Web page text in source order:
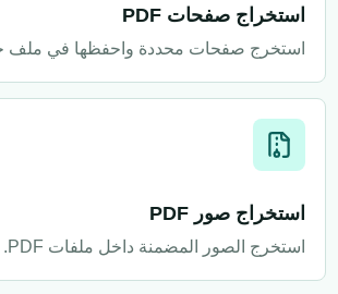
استخراج صفحات PDF
استخرج صفحات محددة واحفظها في ملف
استخراج صور PDF
استخرج الصور المضمنة داخل ملفات PDF.